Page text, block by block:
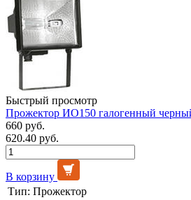
Быстрый просмотр
Прожектор ИО150 галогенный
660 руб.
620.40 руб.
В корзину
Тип: Прожектор